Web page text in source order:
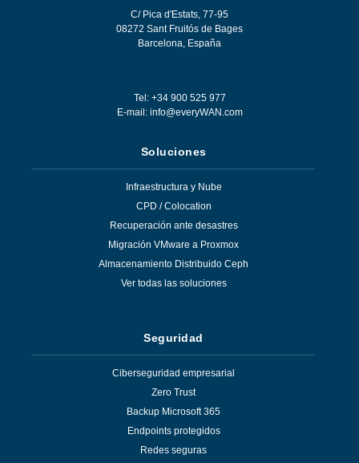
C/ Pica d'Estats, 77-95
08272 Sant Fruitós de Bages
Barcelona, España
Tel: +34 900 525 977
E-mail: info@everyWAN.com
Soluciones
Infraestructura y Nube
CPD / Colocation
Recuperación ante desastres
Migración VMware a Proxmox
Almacenamiento Distribuido Ceph
Ver todas las soluciones
Seguridad
Ciberseguridad empresarial
Zero Trust
Backup Microsoft 365
Endpoints protegidos
Redes seguras